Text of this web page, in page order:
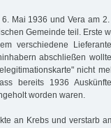
Mai 1936 und Vera am
Gemeinde teil. Erste
verschiedene
abschließen
nicht
bereits 1936
worden waren.
an Krebs und verstarb